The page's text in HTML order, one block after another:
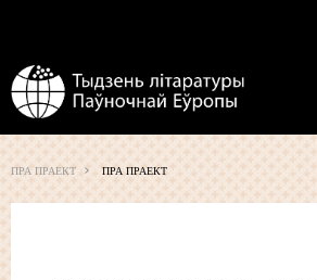
ПРА ПРАЕКТ ПРА ПРАЕКТ